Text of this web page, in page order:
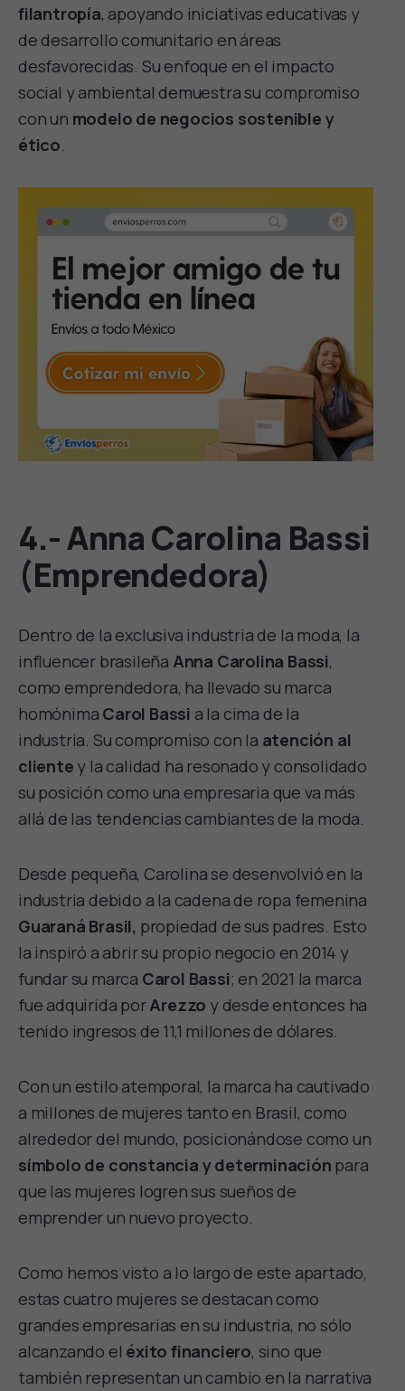
filantropía, apoyando iniciativas educativas y
de desarrollo comunitario en áreas
desfavorecidas. Su enfoque en el impacto
social y ambiental demuestra su compromiso
con un modelo de negocios sostenible y
ético.
4.- Anna Carolina Bassi
(Emprendedora)
Dentro de la exclusiva industria de la moda, la
influencer brasileña Anna Carolina Bassi,
como emprendedora, ha llevado su marca
homónima Carol Bassi a la cima de la
industria. Su compromiso con la atención al
cliente y la calidad ha resonado y consolidado
su posición como una empresaria que va más
allá de las tendencias cambiantes de la moda.
Desde pequeña, Carolina se desenvolvió en la
industria debido a la cadena de ropa femenina
Guaraná Brasil, propiedad de sus padres. Esto
la inspiró a abrir su propio negocio en 2014 y
fundar su marca Carol Bassi; en 2021 la marca
fue adquirida porArezzo y desde entonces ha
tenido ingresos de 11,1 millones de dólares.
Con un estilo atemporal, la marca ha cautivado
a millones de mujeres tanto en Brasil, como
alrededor del mundo, posicionándose como un
símbolo de constancia y determinación para
que las mujeres logren sus sueños de
emprender un nuevo proyecto.
Como hemos visto a lo largo de este apartado,
estas cuatro mujeres se destacan como
grandes empresarias en su industria, no sólo
alcanzando el éxito financiero, sino que
también representan un cambio en la narrativa